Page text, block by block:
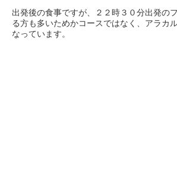
出発後の食事ですが、２２時３０分出発の
る方も多いためかコースではなく、アラカ
なっています。